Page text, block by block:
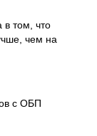
в том, что
чем на
с ОБП